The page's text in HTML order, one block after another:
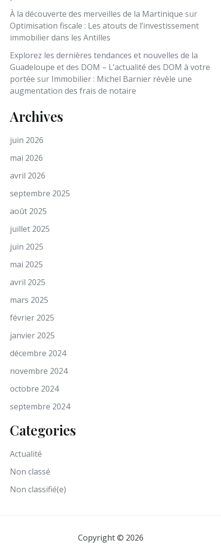
À la découverte des merveilles de la Martinique sur
Optimisation fiscale : Les atouts de l’investissement
immobilier dans les Antilles
Explorez les dernières tendances et nouvelles de la
Guadeloupe et des DOM – L’actualité des DOM à votre
portée sur Immobilier : Michel Barnier révèle une
augmentation des frais de notaire
Archives
juin 2026
mai 2026
avril 2026
septembre 2025
août 2025
juillet 2025
juin 2025
mai 2025
avril 2025
mars 2025
février 2025
janvier 2025
décembre 2024
novembre 2024
octobre 2024
septembre 2024
Categories
Actualité
Non classé
Non classifié(e)
Copyright © 2026